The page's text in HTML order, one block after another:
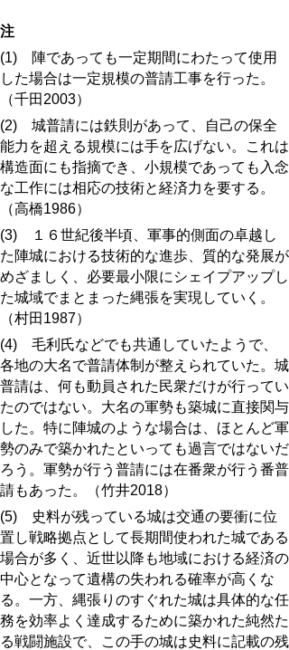
注
(1) 陣であっても一定期間にわたって使用
した場合は一定規模の普請工事を行った。
（千田2003）
(2) 城普請には鉄則があって、自己の保全
能力を超える規模には手を広げない。これは
構造面にも指摘でき、小規模であっても入念
な工作には相応の技術と経済力を要する。
（高橋1986）
(3) １６世紀後半頃、軍事的側面の卓越し
た陣城における技術的な進歩、質的な発展が
めざましく、必要最小限にシェイプアップし
た城域でまとまった縄張を実現していく。
（村田1987）
(4) 毛利氏などでも共通していたようで、
各地の大名で普請体制が整えられていた。城
普請は、何も動員された民衆だけが行ってい
たのではない。大名の軍勢も築城に直接関与
した。特に陣城のような場合は、ほとんど軍
勢のみで築かれたといっても過言ではないだ
ろう。軍勢が行う普請には在番衆が行う番普
請もあった。（竹井2018）
(5) 史料が残っている城は交通の要衝に位
置し戦略拠点として長期間使われた城である
場合が多く、近世以降も地域における経済の
中心となって遺構の失われる確率が高くな
る。一方、縄張りのすぐれた城は具体的な任
務を効率よく達成するために築かれた純然た
る戦闘施設で、この手の城は史料に記載の残